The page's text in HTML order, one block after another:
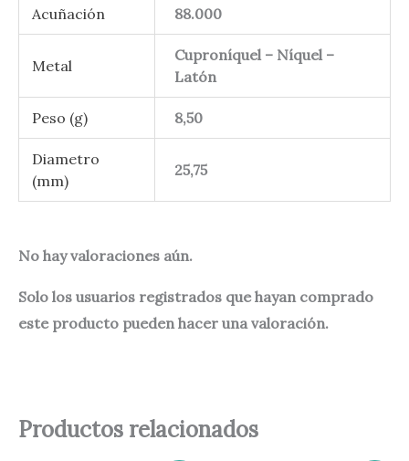
Acuñación 88.000
Metal
Cuproníquel – Níquel –
Latón
Peso (g) 8,50
Diametro
(mm)
25,75
No hay valoraciones aún.
Solo los usuarios registrados que hayan comprado
este producto pueden hacer una valoración.
Productos relacionados